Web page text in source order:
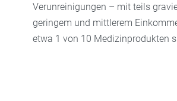
Verunreinigungen – mit teils
geringem und mittlerem
etwa 1 von 10 Medizinprodukten